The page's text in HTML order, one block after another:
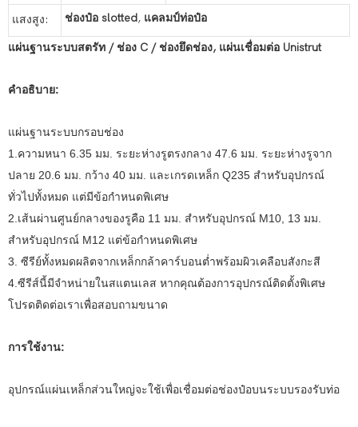
แสงสูง: ช่องป๋อ slotted, แคลมป์ท่อป๋อ
แผ่นฐานระบบสตรัท / ช่อง C / ช่องยึดช่อง, แผ่นเชื่อมต่อ Unistrut
คำอธิบาย:
แผ่นฐานระบบกรอบช่อง
1.ความหนา 6.35 มม. ระยะห่างรูตรงกลาง 47.6 มม. ระยะห่างรูจาก
ปลาย 20.6 มม. กว้าง 40 มม. และเกรดเหล็ก Q235 สำหรับอุปกรณ์
ทั่วไปทั้งหมด แต่มีข้อกำหนดพิเศษ
2.เส้นผ่านศูนย์กลางของรูคือ 11 มม. สำหรับอุปกรณ์ M10, 13 มม.
สำหรับอุปกรณ์ M12 แต่ข้อกำหนดพิเศษ
3. ซีรีย์ทั้งหมดผลิตจากเหล็กกล้าคาร์บอนต่ำพร้อมผิวเคลือบสังกะสี
4.ซีรีส์นี้มีจำหน่ายในสแตนเลส หากคุณต้องการอุปกรณ์ติดตั้งพิเศษ
โปรดติดต่อเราเพื่อสอบถามขนาด
การใช้งาน:
อุปกรณ์แผ่นเหล็กส่วนใหญ่จะใช้เพื่อเชื่อมต่อช่องป๋อบนระบบรองรับท่อ